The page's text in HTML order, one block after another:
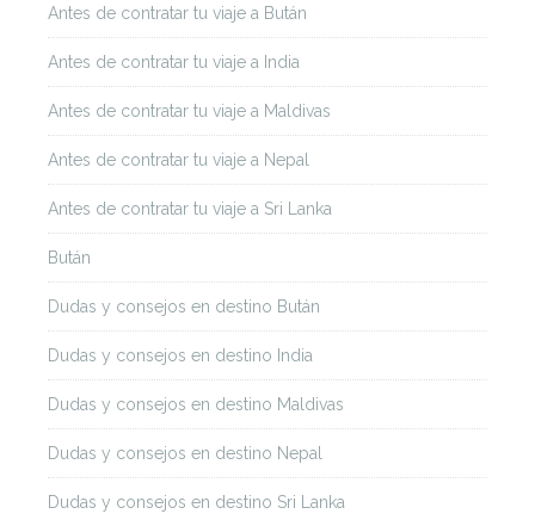
Antes de contratar tu viaje a Bután
Antes de contratar tu viaje a India
Antes de contratar tu viaje a Maldivas
Antes de contratar tu viaje a Nepal
Antes de contratar tu viaje a Sri Lanka
Bután
Dudas y consejos en destino Bután
Dudas y consejos en destino India
Dudas y consejos en destino Maldivas
Dudas y consejos en destino Nepal
Dudas y consejos en destino Sri Lanka